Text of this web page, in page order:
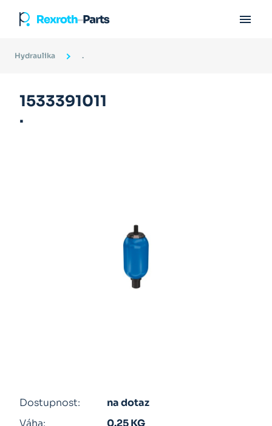

Hydraulika .
1533391011
.
Dostupnost:
na dotaz
Váha:
0.25 KG